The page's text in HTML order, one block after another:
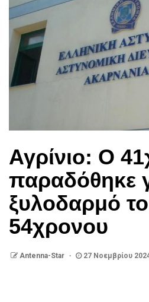
Αγρίνιο: Ο
παραδόθηκε
ξυλοδαρμό
54χρονου
Antenna-Star 27 Νοεμβρίου